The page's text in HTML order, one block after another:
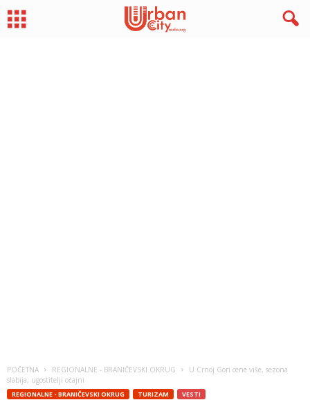
POČETNA REGIONALNE - BRANIČEVSKI OKRUG
U Crnoj Gori cene više, sezona
slabija, ugostitelji očajni
REGIONALNE - BRANIČEVSKI OKRUG TURIZAM VESTI